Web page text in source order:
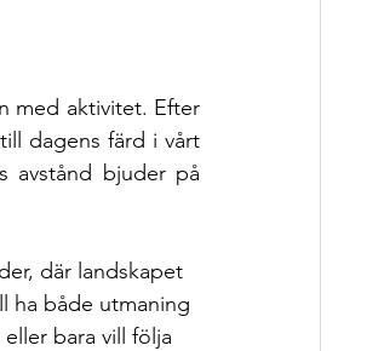
med aktivitet. Efter
dagens färd i vårt
avstånd bjuder på
där landskapet
ha både utmaning
bara vill följa